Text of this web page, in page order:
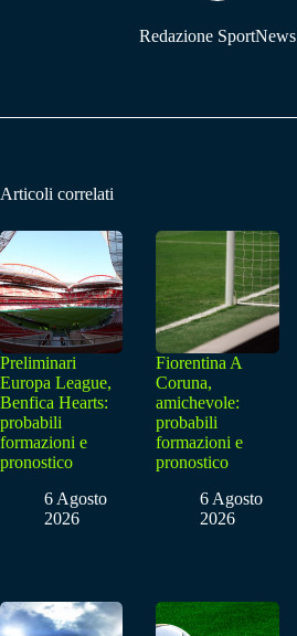
Redazione SportNews
Articoli correlati
Preliminari
Europa League,
Benfica Hearts:
probabili
formazioni e
pronostico
6 Agosto
2026
Fiorentina A
Coruna,
amichevole:
probabili
formazioni e
pronostico
6 Agosto
2026